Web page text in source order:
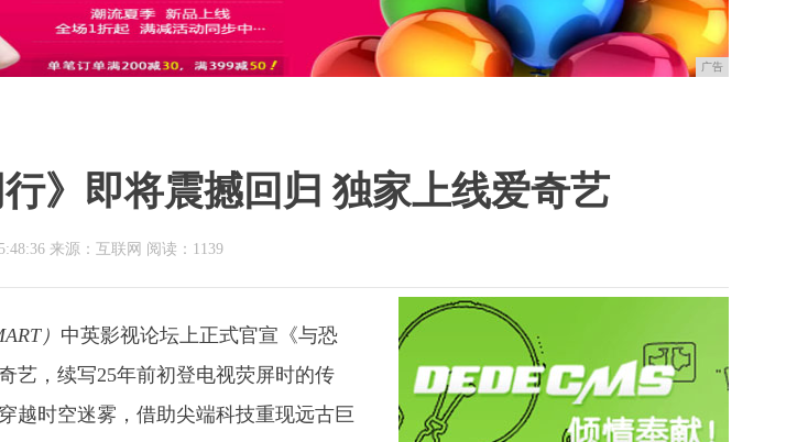
广告
》即将震撼回归 独家上线爱奇艺
来源：互联网 阅读：1139
） 中英影视论坛上正式官宣《与恐
艺，续写25年前初登电视荧屏时的传
越时空迷雾，借助尖端科技重现远古巨